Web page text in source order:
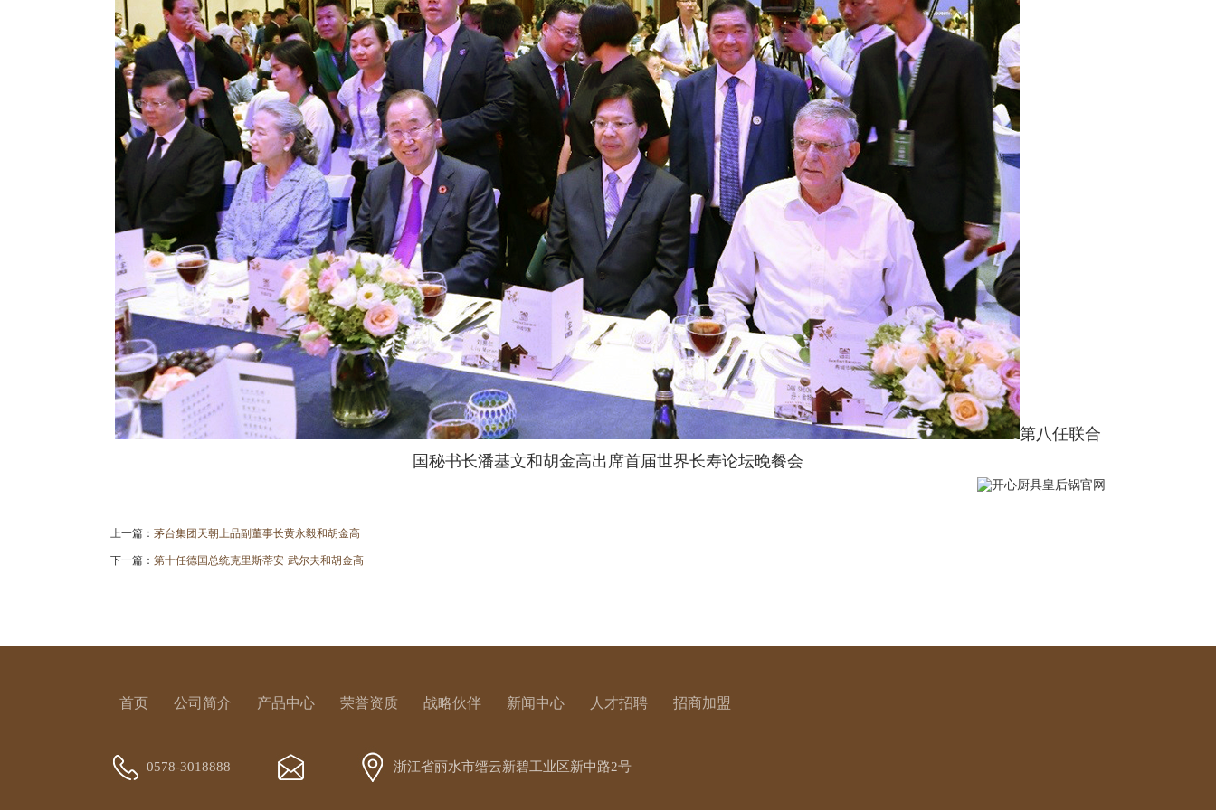
第八任联合
国秘书长潘基文和胡金高出席首届世界长寿论坛晚餐会
上一篇： 茅台集团天朝上品副董事长黄永毅和胡金高
下一篇： 第十任德国总统克里斯蒂安·武尔夫和胡金高
首页 公司简介 产品中心 荣誉资质 战略伙伴 新闻中心 人才招聘 招商加盟
0578-3018888 浙江省丽水市缙云新碧工业区新中路2号